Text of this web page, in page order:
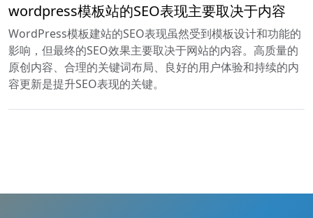
wordpress模板站的SEO表现主要取决于内容
WordPress模板建站的SEO表现虽然受到模板设计和功能的
影响，但最终的SEO效果主要取决于网站的内容。高质量的
原创内容、合理的关键词布局、良好的用户体验和持续的内
容更新是提升SEO表现的关键。